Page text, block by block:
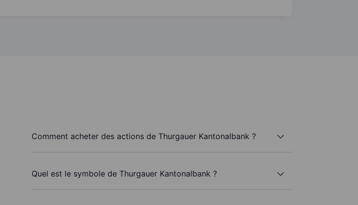
Comment acheter des actions de Thurgauer Kantonalbank ?
Quel est le symbole de Thurgauer Kantonalbank ?